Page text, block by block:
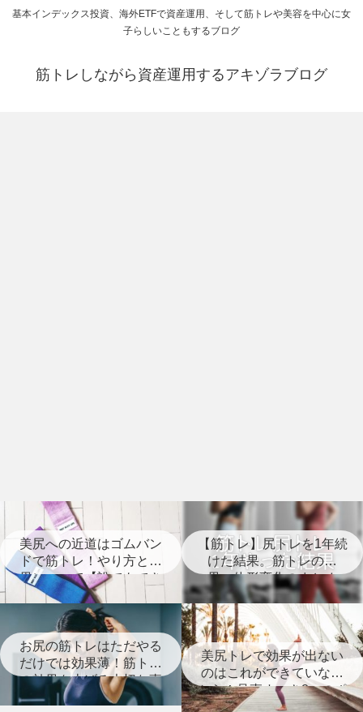
基本インデックス投資、海外ETFで資産運用、そして筋トレや美容を中心に女
子らしいこともするブログ
筋トレしながら資産運用するアキゾラブログ
美尻への近道はゴムバン
ドで筋トレ！やり方と効
果について【誰でもでき
る】
【筋トレ】尻トレを1年続
けた結果。筋トレの効
果、体形変化のまとめ
【経過写真あり】
お尻の筋トレはただやる
だけでは効果薄！筋トレ
の効果を上げる大切な事
とは？
美尻トレで効果が出ない
のはこれができていない
から！見直すべき8つのポ
イント【筋トレ】